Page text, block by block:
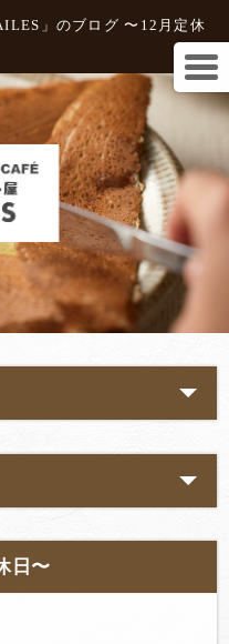
」のブログ 〜12月定休
日〜